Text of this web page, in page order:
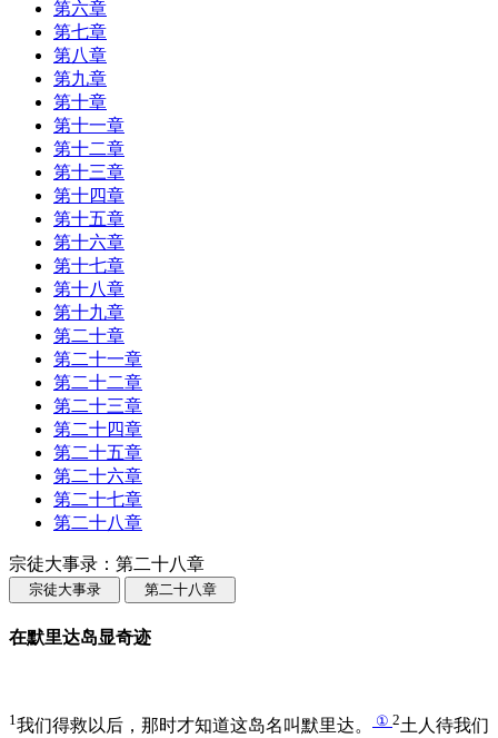
第六章
第七章
第八章
第九章
第十章
第十一章
第十二章
第十三章
第十四章
第十五章
第十六章
第十七章
第十八章
第十九章
第二十章
第二十一章
第二十二章
第二十三章
第二十四章
第二十五章
第二十六章
第二十七章
第二十八章
宗徒大事录：第二十八章
宗徒大事录 第二十八章
在默里达岛显奇迹
1我们得救以后，那时才知道这岛名叫默里达。 ① 2土人待我们